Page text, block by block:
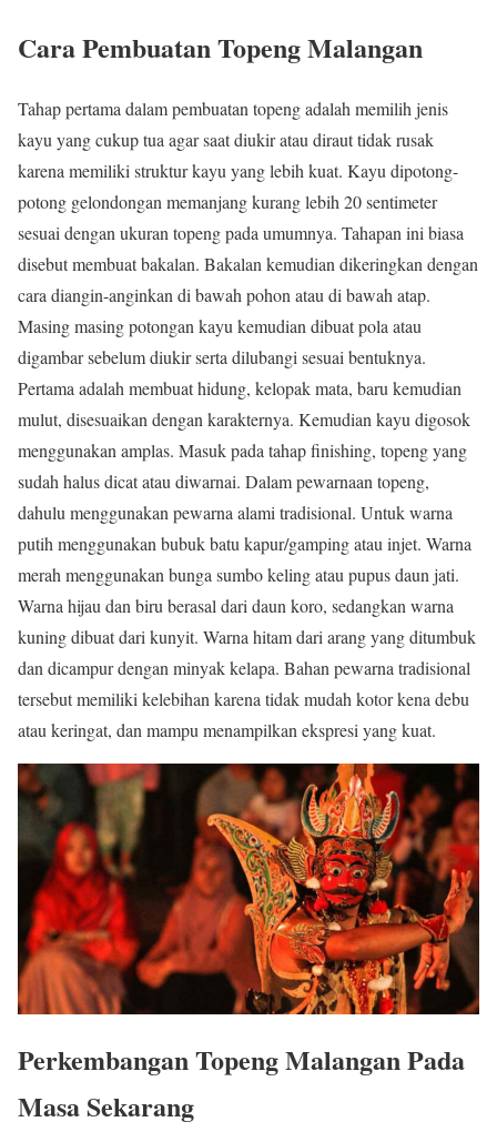
Cara Pembuatan Topeng Malangan
Tahap pertama dalam pembuatan topeng adalah memilih jenis
kayu yang cukup tua agar saat diukir atau diraut tidak rusak
karena memiliki struktur kayu yang lebih kuat. Kayu dipotong-
potong gelondongan memanjang kurang lebih 20 sentimeter
sesuai dengan ukuran topeng pada umumnya. Tahapan ini biasa
disebut membuat bakalan. Bakalan kemudian dikeringkan dengan
cara diangin-anginkan di bawah pohon atau di bawah atap.
Masing masing potongan kayu kemudian dibuat pola atau
digambar sebelum diukir serta dilubangi sesuai bentuknya.
Pertama adalah membuat hidung, kelopak mata, baru kemudian
mulut, disesuaikan dengan karakternya. Kemudian kayu digosok
menggunakan amplas. Masuk pada tahap finishing, topeng yang
sudah halus dicat atau diwarnai. Dalam pewarnaan topeng,
dahulu menggunakan pewarna alami tradisional. Untuk warna
putih menggunakan bubuk batu kapur/gamping atau injet. Warna
merah menggunakan bunga sumbo keling atau pupus daun jati.
Warna hijau dan biru berasal dari daun koro, sedangkan warna
kuning dibuat dari kunyit. Warna hitam dari arang yang ditumbuk
dan dicampur dengan minyak kelapa. Bahan pewarna tradisional
tersebut memiliki kelebihan karena tidak mudah kotor kena debu
atau keringat, dan mampu menampilkan ekspresi yang kuat.
Perkembangan Topeng Malangan Pada
Masa Sekarang